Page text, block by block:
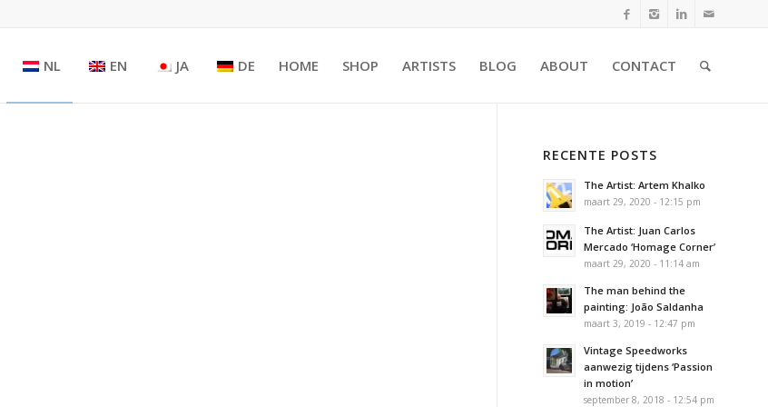
NL EN JA DE HOME SHOP ARTISTS BLOG ABOUT CONTACT
RECENTE POSTS
The Artist: Artem Khalko
maart 29, 2020 - 12:15 pm
The Artist: Juan Carlos
Mercado ‘Homage Corner’
maart 29, 2020 - 11:14 am
The man behind the
painting: João Saldanha
maart 3, 2019 - 12:47 pm
Vintage Speedworks
aanwezig tijdens ‘Passion
in motion’
september 8, 2018 - 12:54 pm